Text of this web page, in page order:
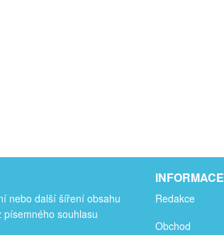
nebo další šíření obsahu
písemného souhlasu
INFORMACE
Redakce
Obchod